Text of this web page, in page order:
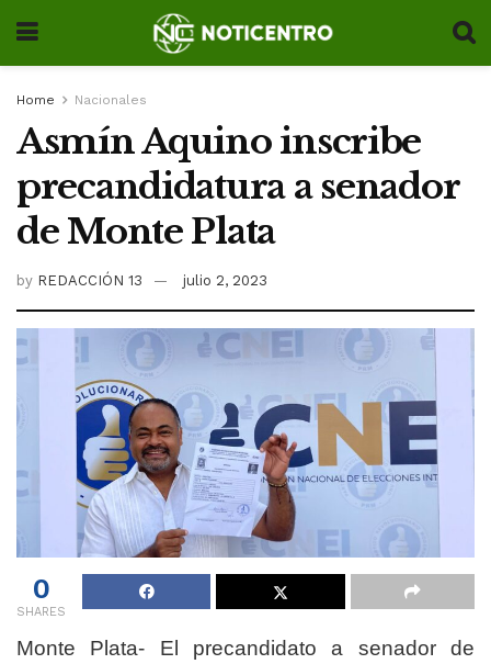
Home Nacionales
Asmín Aquino inscribe
precandidatura a senador
de Monte Plata
by REDACCIÓN 13 julio 2, 2023
0
SHARES
Monte Plata- El precandidato a senador de